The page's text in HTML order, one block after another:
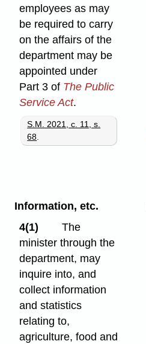
employees as may
be required to carry
on the affairs of the
department may be
appointed under
Part 3 of The Public
Service Act.
S.M. 2021, c. 11, s.
68
Information, etc.
4(1)
The
minister through the
department, may
inquire into, and
collect information
and statistics
relating to,
agriculture, food and